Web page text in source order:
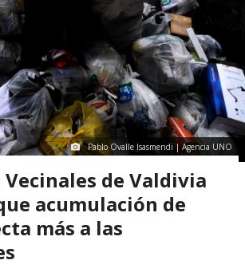
Pablo Ovalle Isasmendi | Agencia UNO
de Valdivia
acumulación de
más a las